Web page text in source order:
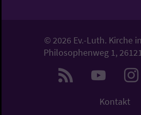
© 2026 Ev.-Luth. Kirche
Philosophenweg 1,
Kontakt